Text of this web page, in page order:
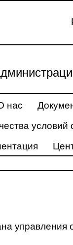
нас
управления